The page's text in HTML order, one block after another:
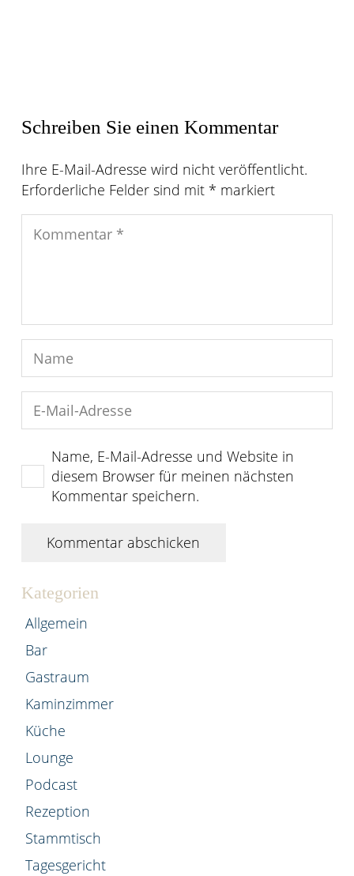
Schreiben Sie einen Kommentar
Ihre E-Mail-Adresse wird nicht veröffentlicht.
Erforderliche Felder sind mit * markiert
Name, E-Mail-Adresse und Website in
diesem Browser für meinen nächsten
Kommentar speichern.
Kommentar abschicken
Kategorien
Allgemein
Bar
Gastraum
Kaminzimmer
Küche
Lounge
Podcast
Rezeption
Stammtisch
Tagesgericht